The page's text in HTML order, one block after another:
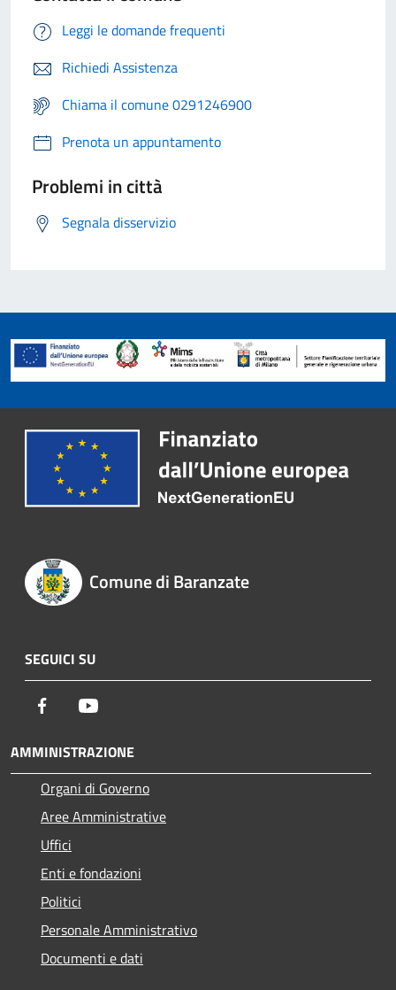
Leggi le domande frequenti
Richiedi Assistenza
Chiama il comune 0291246900
Prenota un appuntamento
Problemi in città
Segnala disservizio
Comune di Baranzate
SEGUICI SU
Facebook
AMMINISTRAZIONE
Organi di Governo
Aree Amministrative
Uffici
Enti e fondazioni
Politici
Personale Amministrativo
Documenti e dati